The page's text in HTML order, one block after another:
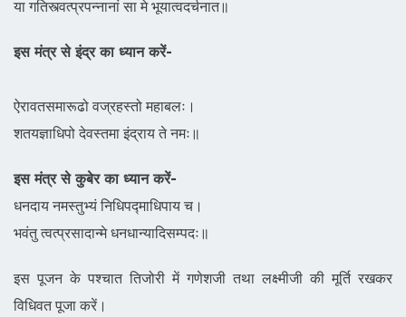
या गतिस्त्वत्प्रपन्नानां सा मे भूयात्वदर्चनात॥
इस मंत्र से इंद्र का ध्यान करें-
ऐरावतसमारूढो वज्रहस्तो महाबलः।
शतयज्ञाधिपो देवस्तमा इंद्राय ते नमः॥
इस मंत्र से कुबेर का ध्यान करें-
धनदाय नमस्तुभ्यं निधिपद्माधिपाय च।
भवंतु त्वत्प्रसादान्मे धनधान्यादिसम्पदः॥
इस पूजन के पश्चात तिजोरी में गणेशजी तथा लक्ष्मीजी की मूर्ति रखकर
विधिवत पूजा करें।